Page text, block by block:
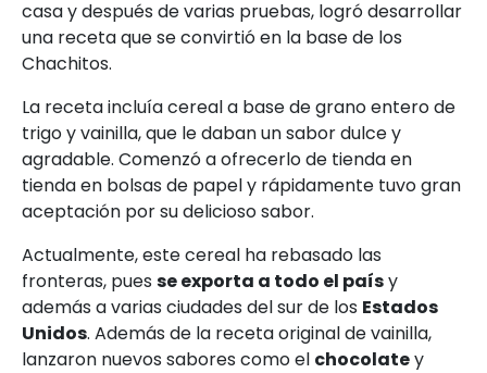
casa y después de varias pruebas, logró desarrollar
una receta que se convirtió en la base de los
Chachitos.
La receta incluía cereal a base de grano entero de
trigo y vainilla, que le daban un sabor dulce y
agradable. Comenzó a ofrecerlo de tienda en
tienda en bolsas de papel y rápidamente tuvo gran
aceptación por su delicioso sabor.
Actualmente, este cereal ha rebasado las
fronteras, pues se exporta a todo el paísy
además a varias ciudades del sur de los Estados
Unidos. Además de la receta original de vainilla,
lanzaron nuevos sabores como el chocolatey